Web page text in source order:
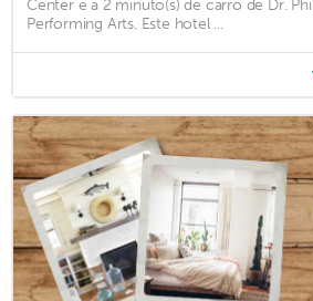
Center e a 2 minuto(s) de carro de Dr.
Performing Arts. Este hotel ...